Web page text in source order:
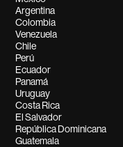
Argentina
Colombia
Venezuela
Chile
Perú
Ecuador
Panamá
Uruguay
Costa Rica
El Salvador
República Dominicana
Guatemala